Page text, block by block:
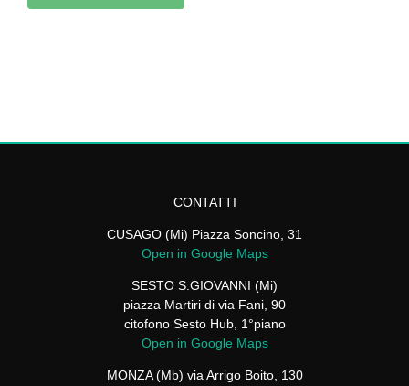
CONTATTI
CUSAGO (Mi) Piazza Soncino, 31
Open in Google Maps
SESTO S.GIOVANNI (Mi)
piazza Martiri di via Fani, 90
citofono Sesto Hub, 1°piano
Open in Google Maps
MONZA (Mb) via Arrigo Boito, 130